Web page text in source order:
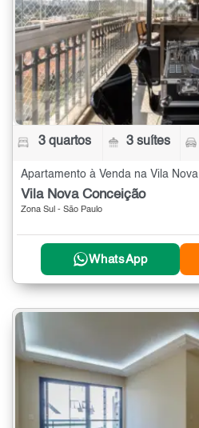
3 quartos 3 suítes
Vila Nova Conceição
Zona Sul - São Paulo
WhatsApp